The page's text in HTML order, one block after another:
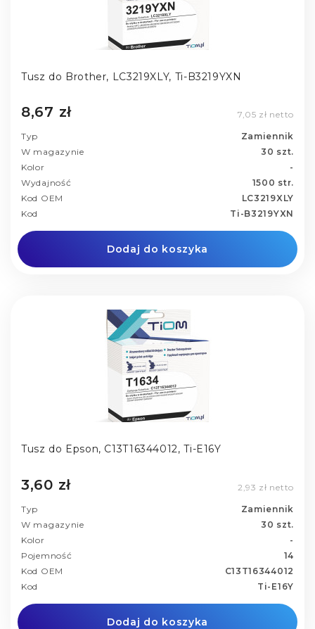
Tusz do Brother, LC3219XLY, Ti-B3219YXN
8,67 zł 7,05 zł netto
Typ
Zamiennik
W magazynie
30 szt.
Kolor
-
Wydajność
1500 str.
Kod OEM
LC3219XLY
Kod
Ti-B3219YXN
Dodaj do koszyka
Tusz do Epson, C13T16344012, Ti-E16Y
3,60 zł 2,93 zł netto
Typ
Zamiennik
W magazynie
30 szt.
Kolor
-
Pojemność
14
Kod OEM
C13T16344012
Kod
Ti-E16Y
Dodaj do koszyka